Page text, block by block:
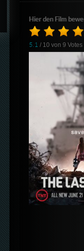
Hier den Film
5.1 / 10 von9 Votes